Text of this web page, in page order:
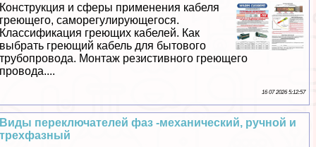
Конструкция и сферы применения кабеля
греющего, саморегулирующегося.
Классификация греющих кабелей. Как
выбрать греющий кабель для бытового
трубопровода. Монтаж резистивного греющего
провода....
16 07 2026 5:12:57
Виды переключателей фаз -механический, ручной и
трехфазный